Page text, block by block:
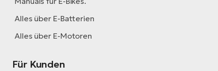
Alles über E-Batterien
Alles über E-Motoren
Für Kunden